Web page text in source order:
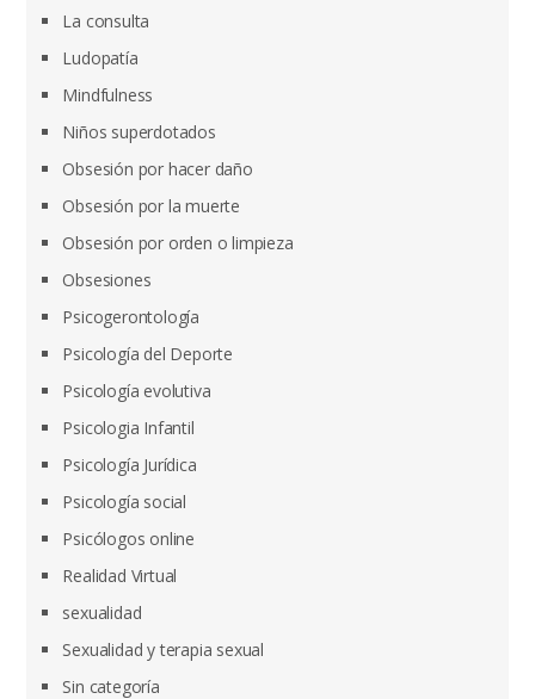
La consulta
Ludopatía
Mindfulness
Niños superdotados
Obsesión por hacer daño
Obsesión por la muerte
Obsesión por orden o limpieza
Obsesiones
Psicogerontología
Psicología del Deporte
Psicología evolutiva
Psicologia Infantil
Psicología Jurídica
Psicología social
Psicólogos online
Realidad Virtual
sexualidad
Sexualidad y terapia sexual
Sin categoría